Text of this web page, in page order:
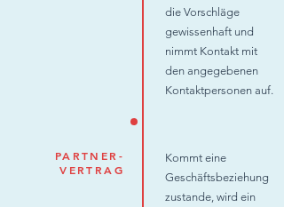
die Vorschläge
gewissenhaft und
nimmt Kontakt mit
den angegebenen
Kontaktpersonen auf.
PARTNER-
VERTRAG
Kommt eine
Geschäftsbeziehung
zustande, wird ein